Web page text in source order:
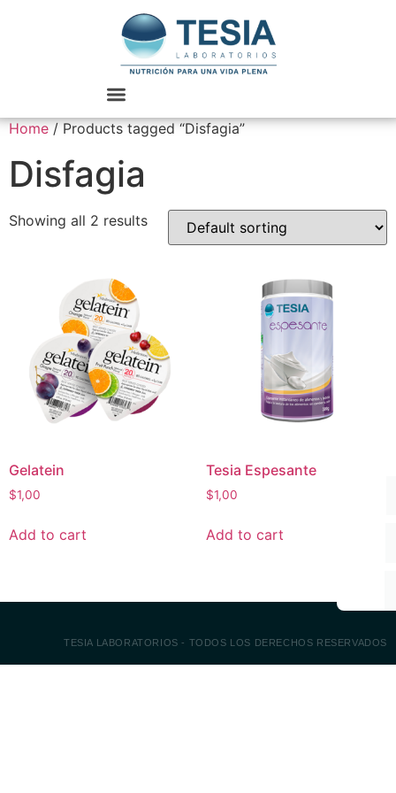
Home/ Products tagged “Disfagia”
Disfagia
Showing all 2 results
Gelatein
$1,00
Add to cart
Tesia Espesante
$1,00
Add to cart
TESIA LABORATORIOS - TODOS LOS DERECHOS RESERVADOS